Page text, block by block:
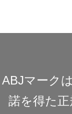
ABJマーク
諾を得た